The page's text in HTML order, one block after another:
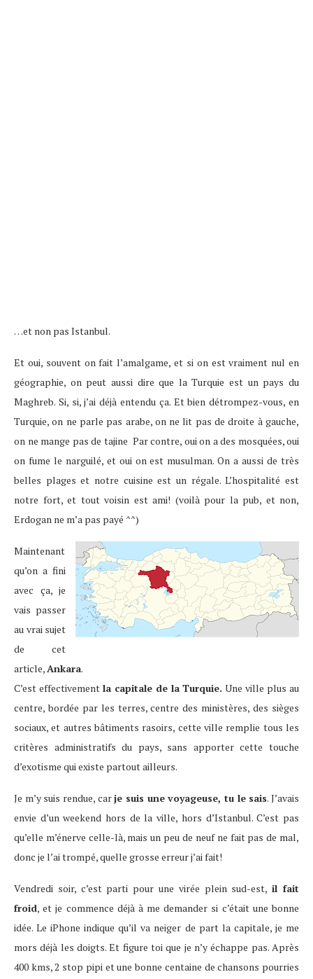
…et non pas Istanbul.
Et oui, souvent on fait l’amalgame, et si on est vraiment nul en
géographie, on peut aussi dire que la Turquie est un pays du
Maghreb. Si, si, j’ai déjà entendu ça. Et bien détrompez-vous, en
Turquie, on ne parle pas arabe, on ne lit pas de droite à gauche,
on ne mange pas de tajine Par contre, oui on a des mosquées, oui
on fume le narguilé, et oui on est musulman. On a aussi de très
belles plages et notre cuisine est un régale. L’hospitalité est
notre fort, et tout voisin est ami! (voilà pour la pub, et non,
Erdogan ne m’a pas payé ^^)
Maintenant
qu’on a fini
avec ça, je
vais passer
au vrai sujet
de cet
article,Ankara.
C’est effectivement la capitale de la Turquie. Une ville plus au
centre, bordée par les terres, centre des ministères, des sièges
sociaux, et autres bâtiments rasoirs, cette ville remplie tous les
critères administratifs du pays, sans apporter cette touche
d’exotisme qui existe partout ailleurs.
Je m’y suis rendue, carje suis une voyageuse, tu le sais. J’avais
envie d’un weekend hors de la ville, hors d’Istanbul. C’est pas
qu’elle m’énerve celle-là, mais un peu de neuf ne fait pas de mal,
donc je l’ai trompé, quelle grosse erreur j’ai fait!
Vendredi soir, c’est parti pour une virée plein sud-est,il fait
froid, et je commence déjà à me demander si c’était une bonne
idée. Le iPhone indique qu’il va neiger de part la capitale, je me
mors déjà les doigts. Et figure toi que je n’y échappe pas. Après
400 kms, 2 stop pipi et une bonne centaine de chansons pourries